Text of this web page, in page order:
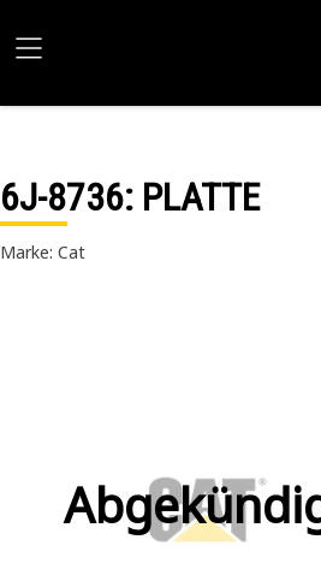
6J-8736: PLATTE
Marke: Cat